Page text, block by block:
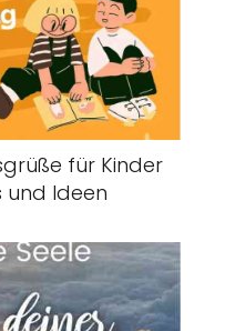
für Kinder
und Ideen